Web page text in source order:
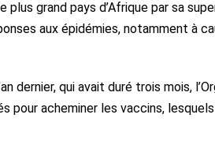
plus grand pays d’Afrique par sa
aux épidémies, notamment à
dernier, qui avait duré trois mois,
pour acheminer les vaccins,